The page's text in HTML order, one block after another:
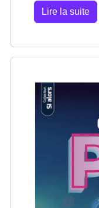
Lire la suite